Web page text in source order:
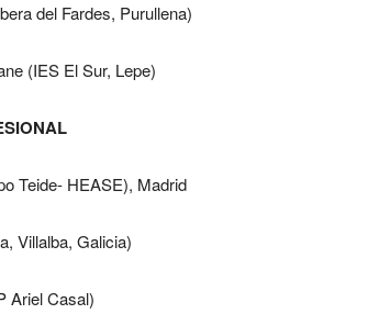
del Fardes, Purullena)
(IES El Sur, Lepe)
Teide- HEASE), Madrid
Villalba, Galicia)
Ariel Casal)